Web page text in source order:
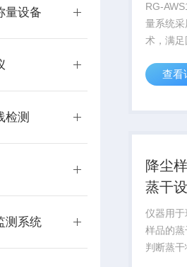
量设备
检测
测系统
RG-
量系统
术，满
样品、
干恒重
查看
降尘
蒸干
仪器用
样品的
判断蒸